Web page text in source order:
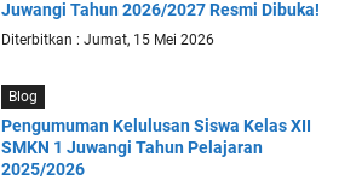
Juwangi Tahun 2026/2027 Resmi Dibuka!
Diterbitkan : Jumat, 15 Mei 2026
Blog
Pengumuman Kelulusan Siswa Kelas XII
SMKN 1 Juwangi Tahun Pelajaran
2025/2026